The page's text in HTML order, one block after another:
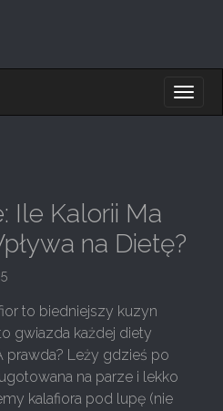
Ile Kalorii Ma
na Dietę?
to biedniejszy kuzyn
gwiazda każdej diety
Leży gdzieś po
na parze i lekko
kalafiora pod lupę (nie